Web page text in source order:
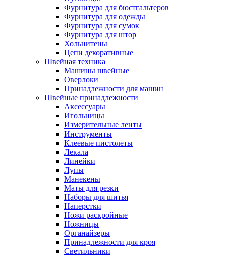
Фурнитура для бюстгальтеров
Фурнитура для одежды
Фурнитура для сумок
Фурнитура для штор
Хольнитены
Цепи декоративные
Швейная техника
Машины швейные
Оверлоки
Принадлежности для машин
Швейные принадлежности
Аксессуары
Игольницы
Измерительные ленты
Инструменты
Клеевые пистолеты
Лекала
Линейки
Лупы
Манекены
Маты для резки
Наборы для шитья
Наперстки
Ножи раскройные
Ножницы
Органайзеры
Принадлежности для кроя
Светильники